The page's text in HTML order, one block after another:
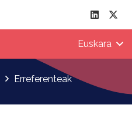
Euskara
Erreferenteak